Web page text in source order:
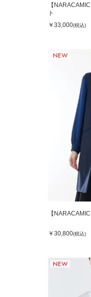
【
ト
￥33,000(税込)
【
￥30,800(税込)